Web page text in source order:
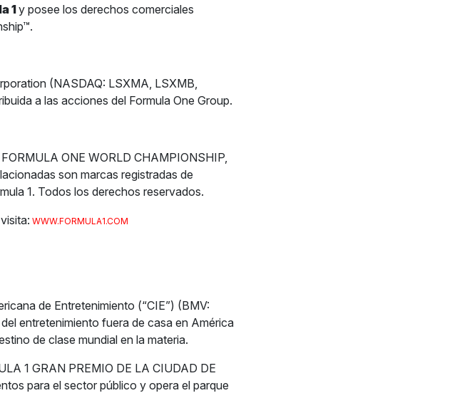
1y posee los derechos comerciales
(NASDAQ: LSXMA, LSXMB,
a las acciones del Formula One Group.
ONE WORLD CHAMPIONSHIP,
son marcas registradas de
1. Todos los derechos reservados.
visita: WWW.FORMULA1.COM
de Entretenimiento (“CIE”) (BMV:
entretenimiento fuera de casa en América
de clase mundial en la materia.
1 GRAN PREMIO DE LA CIUDAD DE
para el sector público y opera el parque